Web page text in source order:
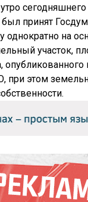
принят
однократно на
участок,
при этом